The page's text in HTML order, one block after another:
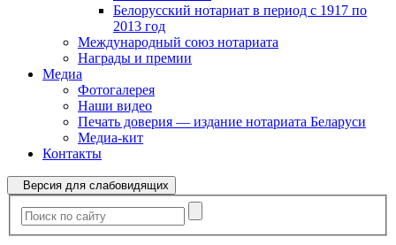
Белорусский нотариат в период с 1917 по
2013 год
Международный союз нотариата
Награды и премии
Медиа
Фотогалерея
Наши видео
Печать доверия — издание нотариата Беларуси
Медиа-кит
Контакты
Версия для слабовидящих